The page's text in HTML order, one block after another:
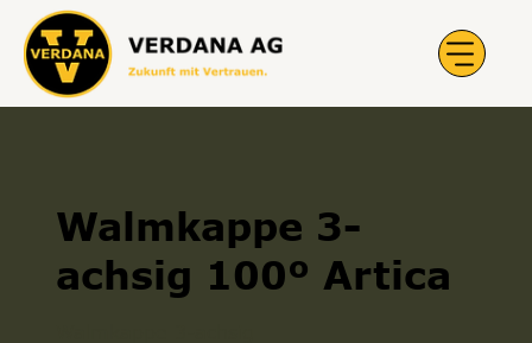
Walmkappe 3-
achsig 100º Artica